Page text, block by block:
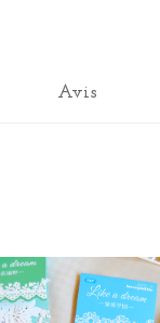
Avis